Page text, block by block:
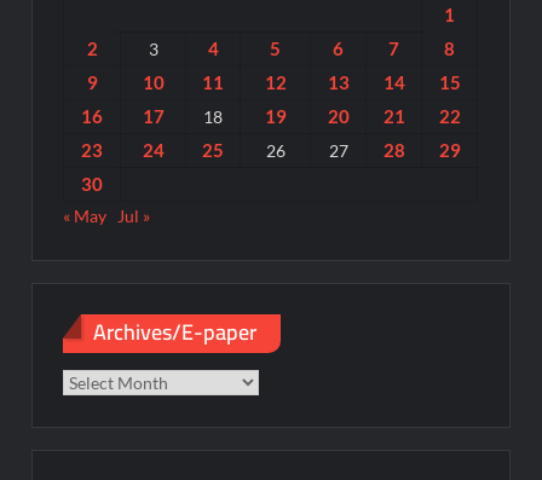
1
2
3 4 5 6 7
8
9
10 11 12 13 14
15
16
17 18 19 20 21
22
23
24 25 26 27 28
29
30
« May Jul »
Archives/E-paper